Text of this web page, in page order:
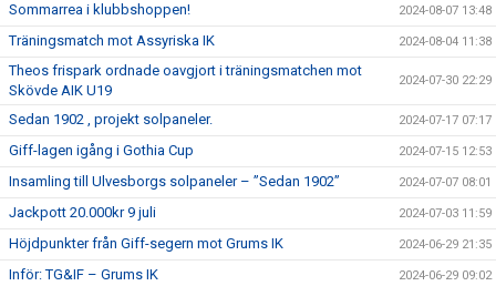
Sommarrea i klubbshoppen! 2024-08-07 13:48
Träningsmatch mot Assyriska IK 2024-08-04 11:38
Theos frispark ordnade oavgjort i träningsmatchen mot
Skövde AIK U19
2024-07-30 22:29
Sedan 1902 , projekt solpaneler. 2024-07-17 07:17
Giff-lagen igång i Gothia Cup 2024-07-15 12:53
Insamling till Ulvesborgs solpaneler – ”Sedan 1902” 2024-07-07 08:01
Jackpott 20.000kr 9 juli 2024-07-03 11:59
Höjdpunkter från Giff-segern mot Grums IK 2024-06-29 21:35
Inför: TG&IF – Grums IK 2024-06-29 09:02